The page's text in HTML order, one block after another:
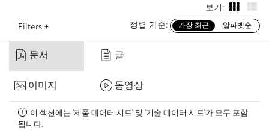
Filters +
보기:
정렬 기준:
가장 최근 알파벳순
문서 글
이미지 동영상
!
이 섹션에는 '제품 데이터 시트' 및 '기술 데이터 시트'가 모두 포함
됩니다.